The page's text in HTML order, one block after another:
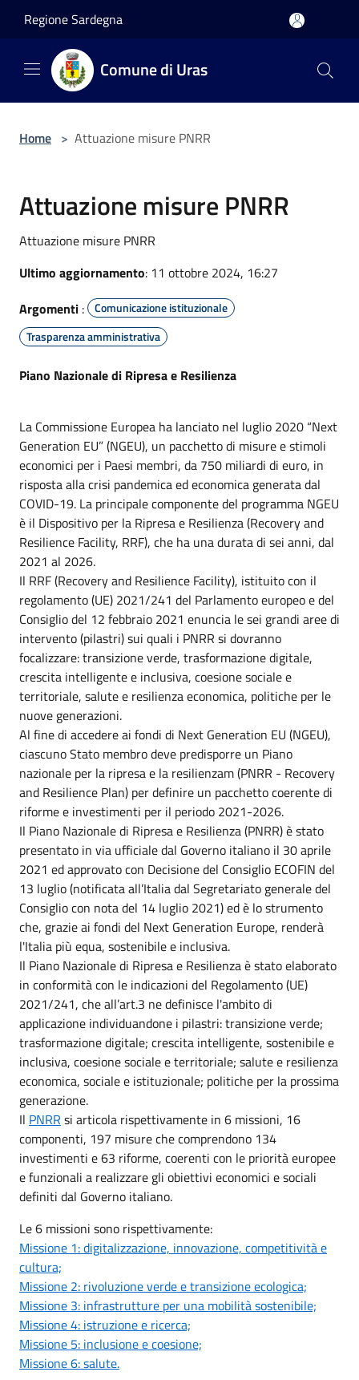
Regione Sardegna
Comune di Uras
Home > Attuazione misure PNRR
Attuazione misure PNRR
Attuazione misure PNRR
Ultimo aggiornamento: 11 ottobre 2024, 16:27
Argomenti :
Comunicazione istituzionale
Trasparenza amministrativa
Piano Nazionale di Ripresa e Resilienza
La Commissione Europea ha lanciato nel luglio 2020 “Next
Generation EU” (NGEU), un pacchetto di misure e stimoli
economici per i Paesi membri, da 750 miliardi di euro, in
risposta alla crisi pandemica ed economica generata dal
COVID-19. La principale componente del programma NGEU
è il Dispositivo per la Ripresa e Resilienza (Recovery and
Resilience Facility, RRF), che ha una durata di sei anni, dal
2021 al 2026.
Il RRF (Recovery and Resilience Facility), istituito con il
regolamento (UE) 2021/241 del Parlamento europeo e del
Consiglio del 12 febbraio 2021 enuncia le sei grandi aree di
intervento (pilastri) sui quali i PNRR si dovranno
focalizzare: transizione verde, trasformazione digitale,
crescita intelligente e inclusiva, coesione sociale e
territoriale, salute e resilienza economica, politiche per le
nuove generazioni.
Al fine di accedere ai fondi di Next Generation EU (NGEU),
ciascuno Stato membro deve predisporre un Piano
nazionale per la ripresa e la resilienzam (PNRR - Recovery
and Resilience Plan) per definire un pacchetto coerente di
riforme e investimenti per il periodo 2021-2026.
Il Piano Nazionale di Ripresa e Resilienza (PNRR) è stato
presentato in via ufficiale dal Governo italiano il 30 aprile
2021 ed approvato con Decisione del Consiglio ECOFIN del
13 luglio (notificata all’Italia dal Segretariato generale del
Consiglio con nota del 14 luglio 2021) ed è lo strumento
che, grazie ai fondi del Next Generation Europe, renderà
l'Italia più equa, sostenibile e inclusiva.
Il Piano Nazionale di Ripresa e Resilienza è stato elaborato
in conformità con le indicazioni del Regolamento (UE)
2021/241, che all’art.3 ne definisce l'ambito di
applicazione individuandone i pilastri: transizione verde;
trasformazione digitale; crescita intelligente, sostenibile e
inclusiva, coesione sociale e territoriale; salute e resilienza
economica, sociale e istituzionale; politiche per la prossima
generazione.
Il PNRR si articola rispettivamente in 6 missioni, 16
componenti, 197 misure che comprendono 134
investimenti e 63 riforme, coerenti con le priorità europee
e funzionali a realizzare gli obiettivi economici e sociali
definiti dal Governo italiano.
Le 6 missioni sono rispettivamente:
Missione 1: digitalizzazione, innovazione, competitività e
cultura;
Missione 2: rivoluzione verde e transizione ecologica;
Missione 3: infrastrutture per una mobilità sostenibile;
Missione 4: istruzione e ricerca;
Missione 5: inclusione e coesione;
Missione 6: salute.